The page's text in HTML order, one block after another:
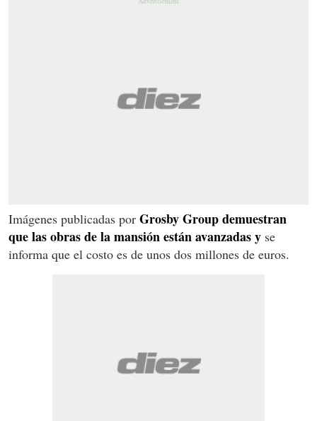
Imágenes publicadas por Grosby Group demuestran
que las obras de la mansión están avanzadas y se
informa que el costo es de unos dos millones de euros.